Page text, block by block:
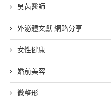
吳芮醫師
外泌體文獻 網路分享
女性健康
婚前美容
微整形